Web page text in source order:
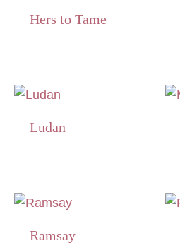
Hers to Tame
Ludan
Ramsay